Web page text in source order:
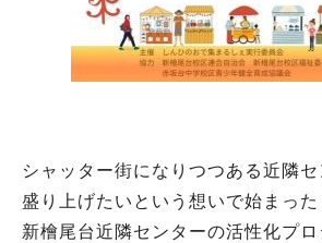
シャッター街になりつつある近隣セ
盛り上げたいという想いで始まった
新檜尾台近隣センターの活性化プロ